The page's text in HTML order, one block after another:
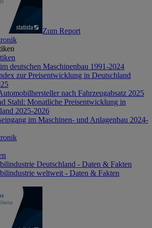
Zum Report
deutschen Maschinenbau 1991-2024
zur Preisentwicklung in Deutschland
nach Fahrzeugabsatz 2025
Stahl: Monatliche Preisentwicklung in
2025-2026
im Maschinen- und Anlagenbau 2024-
Deutschland - Daten & Fakten
weltweit - Daten & Fakten